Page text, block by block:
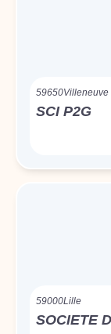
59650Villeneuve
SCI P2G
59000Lille
SOCIETE